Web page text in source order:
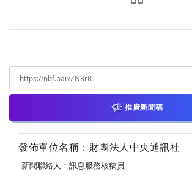
推廣新聞稿
發佈單位名稱：財團法人中央通訊社
新聞聯絡人：訊息服務核稿員